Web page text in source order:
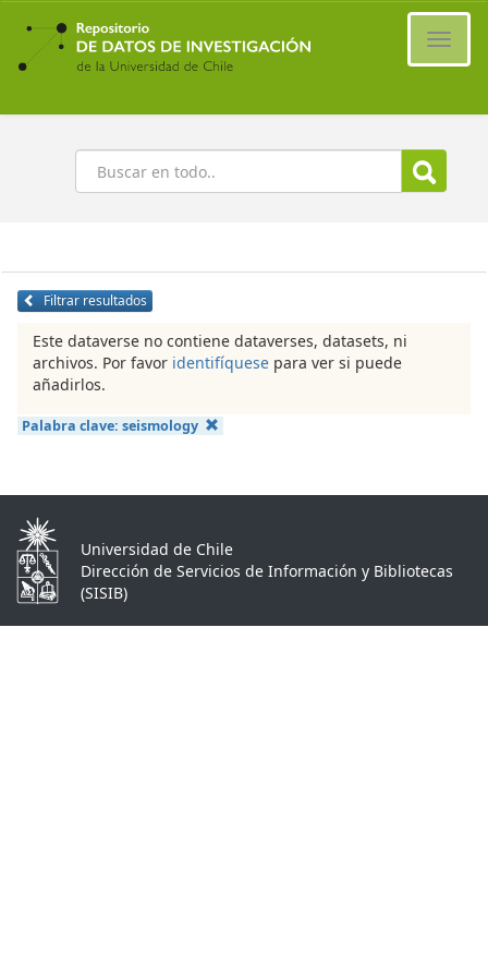
Ir
contenido
principal
Buscar
Filtrar resultados
Este dataverse no contiene dataverses, datasets, ni
archivos. Por favor identifíquese para ver si puede
añadirlos.
Palabra clave: seismology
Universidad de Chile
Dirección de Servicios de Información y Bibliotecas
(SISIB)